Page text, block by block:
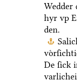
Wedder
hyr vp
den.
De ſick